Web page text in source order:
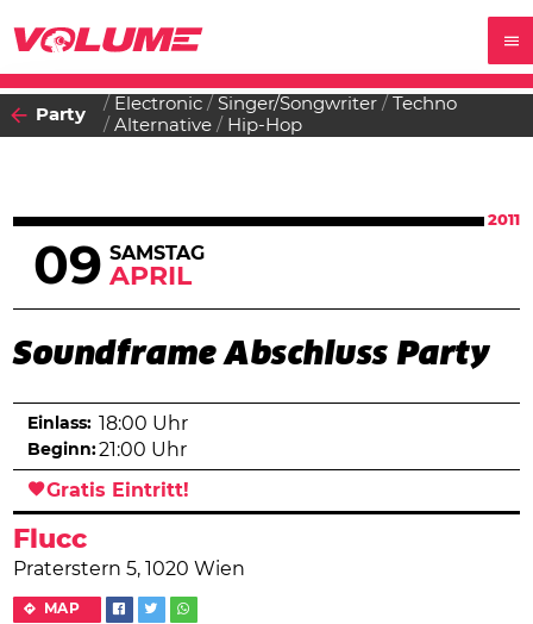
Party
Electronic Singer/Songwriter
Techno
Alternative
Hip-Hop
2011
09 SAMSTAG
APRIL
Soundframe Abschluss Party
Flucc
Praterstern 5, 1020 Wien
MAP
Einlass: 18:00 Uhr
Beginn:21:00 Uhr
Gratis Eintritt!